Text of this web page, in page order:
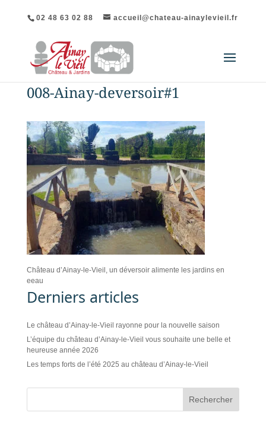
02 48 63 02 88 accueil@chateau-ainaylevieil.fr
008-Ainay-deversoir#1
Château d’Ainay-le-Vieil, un déversoir alimente les jardins en
eeau
Derniers articles
Le château d’Ainay-le-Vieil rayonne pour la nouvelle saison
L’équipe du château d’Ainay-le-Vieil vous souhaite une belle et
heureuse année 2026
Les temps forts de l’été 2025 au château d’Ainay-le-Vieil